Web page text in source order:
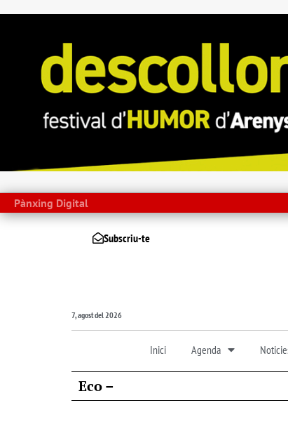
Pànxing Digital
Subscriu-te
7, agost del 2026
Inici Agenda
Eco –